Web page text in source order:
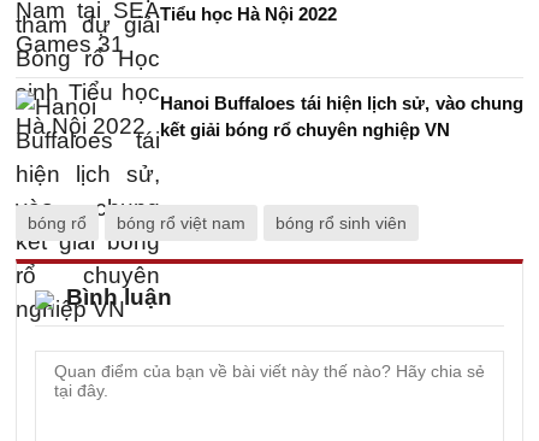
Tiểu học Hà Nội 2022
Hanoi Buffaloes tái hiện lịch sử, vào chung
kết giải bóng rổ chuyên nghiệp VN
bóng rổ bóng rổ việt nam bóng rổ sinh viên
Bình luận